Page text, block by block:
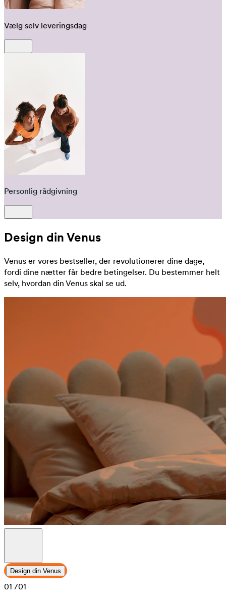
Vælg selv leveringsdag
Personlig rådgivning
Design din Venus
Venus er vores bestseller, der revolutionerer dine dage,
fordi dine nætter får bedre betingelser. Du bestemmer helt
selv, hvordan din Venus skal se ud.
Design din Venus
01 /01